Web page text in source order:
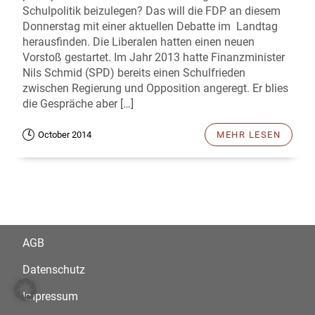
Schulpolitik beizulegen? Das will die FDP an diesem
Donnerstag mit einer aktuellen Debatte im Landtag
herausfinden. Die Liberalen hatten einen neuen
Vorstoß gestartet. Im Jahr 2013 hatte Finanzminister
Nils Schmid (SPD) bereits einen Schulfrieden
zwischen Regierung und Opposition angeregt. Er blies
die Gespräche aber […]
October 2014 MEHR LESEN
AGB
Datenschutz
Impressum